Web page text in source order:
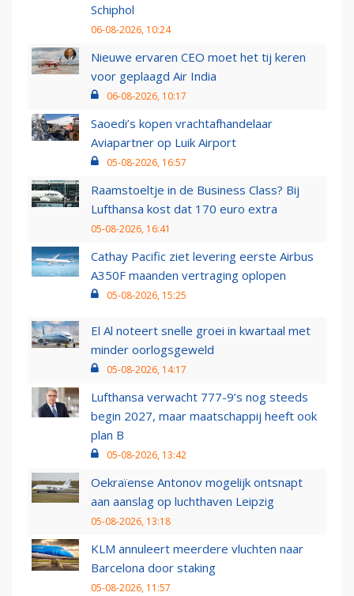
Schiphol
06-08-2026, 10:24
Nieuwe ervaren CEO moet het tij keren
voor geplaagd Air India
06-08-2026, 10:17
Saoedi’s kopen vrachtafhandelaar
Aviapartner op Luik Airport
05-08-2026, 16:57
Raamstoeltje in de Business Class? Bij
Lufthansa kost dat 170 euro extra
05-08-2026, 16:41
Cathay Pacific ziet levering eerste Airbus
A350F maanden vertraging oplopen
05-08-2026, 15:25
El Al noteert snelle groei in kwartaal met
minder oorlogsgeweld
05-08-2026, 14:17
Lufthansa verwacht 777-9’s nog steeds
begin 2027, maar maatschappij heeft ook
plan B
05-08-2026, 13:42
Oekraïense Antonov mogelijk ontsnapt
aan aanslag op luchthaven Leipzig
05-08-2026, 13:18
KLM annuleert meerdere vluchten naar
Barcelona door staking
05-08-2026, 11:57